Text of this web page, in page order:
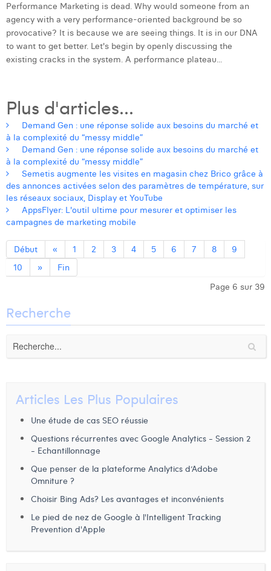
Performance Marketing is dead. Why would someone from an
agency with a very performance-oriented background be so
provocative? It is because we are seeing things. It is in our DNA
to want to get better. Let's begin by openly discussing the
existing cracks in the system. A performance plateau...
Plus d'articles...
Demand Gen : une réponse solide aux besoins du marché et
à la complexité du “messy middle”
Demand Gen : une réponse solide aux besoins du marché et
à la complexité du “messy middle”
Semetis augmente les visites en magasin chez Brico grâce à
des annonces activées selon des paramètres de température, sur
les réseaux sociaux, Display et YouTube
AppsFlyer: L'outil ultime pour mesurer et optimiser les
campagnes de marketing mobile
Début « 1 2 3 4 5 6 7 8
9
10
»
Fin
Page 6 sur 39
Recherche
Articles Les Plus Populaires
Une étude de cas SEO réussie
Questions récurrentes avec Google Analytics - Session 2
- Echantillonnage
Que penser de la plateforme Analytics d’Adobe
Omniture ?
Choisir Bing Ads? Les avantages et inconvénients
Le pied de nez de Google à l'Intelligent Tracking
Prevention d'Apple